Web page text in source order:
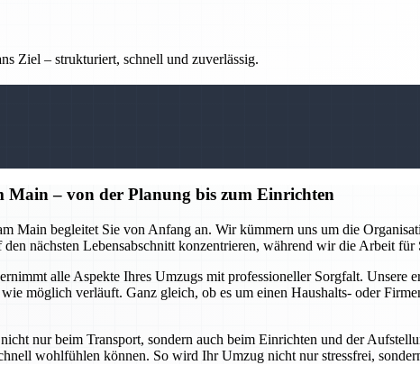
Ziel – strukturiert, schnell und zuverlässig.
Main – von der Planung bis zum Einrichten
Main begleitet Sie von Anfang an. Wir kümmern uns um die
nächsten Lebensabschnitt konzentrieren, während wir die Arbeit für
alle Aspekte Ihres Umzugs mit professioneller Sorgfalt. Unsere
möglich verläuft. Ganz gleich, ob es um einen Haushalts- oder
nur beim Transport, sondern auch beim Einrichten und der
wohlfühlen können. So wird Ihr Umzug nicht nur stressfrei,